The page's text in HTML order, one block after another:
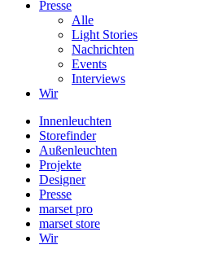
Presse
Alle
Light Stories
Nachrichten
Events
Interviews
Wir
Innenleuchten
Storefinder
Außenleuchten
Projekte
Designer
Presse
marset pro
marset store
Wir